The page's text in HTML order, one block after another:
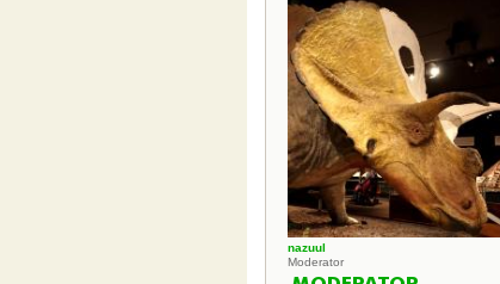
nazuul
Moderator